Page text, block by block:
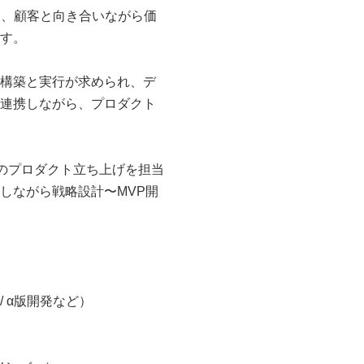
顧客と向き合いながら価
。
築と実行が求められ、デ
携しながら、プロダクト
プロダクト立ち上げを担当
ながら戦略設計〜MVP開
版開発など）